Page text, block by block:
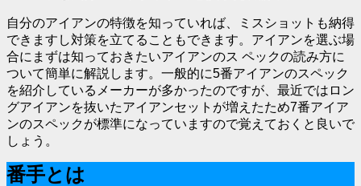
自分のアイアンの特徴を知っていれば、ミスショットも納得
できますし対策を立てることもできます。アイアンを選ぶ場
合にまずは知っておきたいアイアンのス ペックの読み方に
ついて簡単に解説します。一般的に5番アイアンのスペック
を紹介しているメーカーが多かったのですが、最近ではロン
グアイアンを抜いたアイアンセットが増えたため7番アイア
ンのスペックが標準になっていますので覚えておくと良いで
しょう。
番手とは